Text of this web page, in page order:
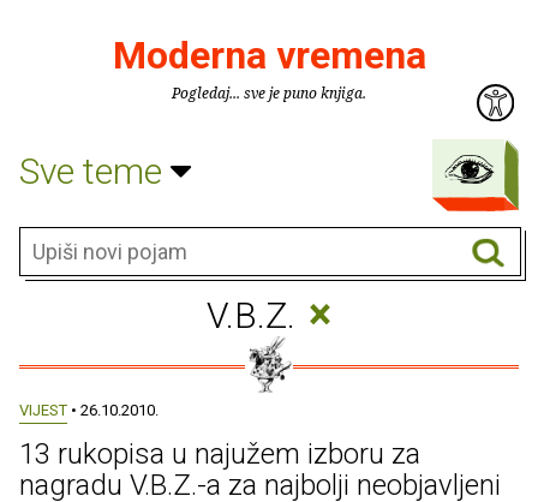
Moderna vremena
Pogledaj... sve je puno knjiga.
Sve teme
V.B.Z. ×
VIJEST • 26.10.2010.
13 rukopisa u najužem izboru za
nagradu V.B.Z.-a za najbolji neobjavljeni